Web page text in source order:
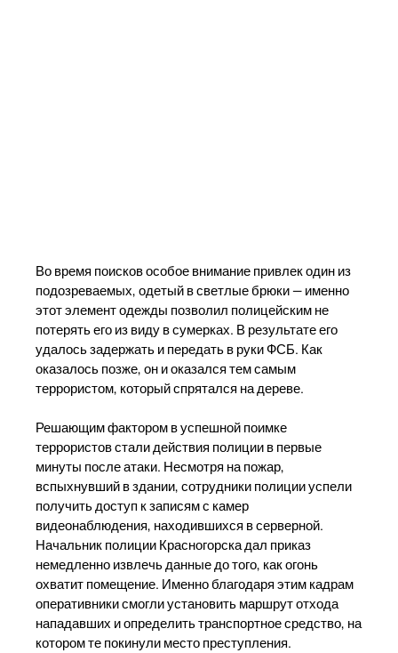
Во время поисков особое внимание привлек один из
подозреваемых, одетый в светлые брюки — именно
этот элемент одежды позволил полицейским не
потерять его из виду в сумерках. В результате его
удалось задержать и передать в руки ФСБ. Как
оказалось позже, он и оказался тем самым
террористом, который спрятался на дереве.
Решающим фактором в успешной поимке
террористов стали действия полиции в первые
минуты после атаки. Несмотря на пожар,
вспыхнувший в здании, сотрудники полиции успели
получить доступ к записям с камер
видеонаблюдения, находившихся в серверной.
Начальник полиции Красногорска дал приказ
немедленно извлечь данные до того, как огонь
охватит помещение. Именно благодаря этим кадрам
оперативники смогли установить маршрут отхода
нападавших и определить транспортное средство, на
котором те покинули место преступления.